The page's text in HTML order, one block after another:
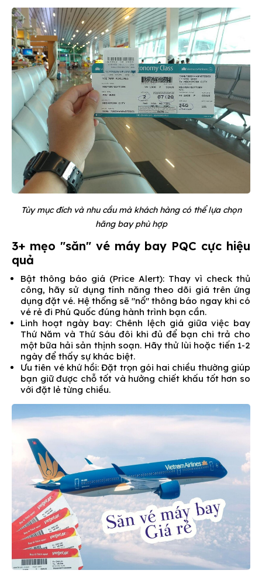
Tùy mục đích và nhu cầu mà khách hàng có thể lựa chọn
hãng bay phù hợp
3+ mẹo "săn" vé máy bay PQC cực hiệu
quả
Bật thông báo giá (Price Alert): Thay vì check thủ
công, hãy sử dụng tính năng theo dõi giá trên ứng
dụng đặt vé. Hệ thống sẽ "nổ" thông báo ngay khi có
vé rẻ đi Phú Quốc đúng hành trình bạn cần.
Linh hoạt ngày bay: Chênh lệch giá giữa việc bay
Thứ Năm và Thứ Sáu đôi khi đủ để bạn chi trả cho
một bữa hải sản thịnh soạn. Hãy thử lùi hoặc tiến 1-2
ngày để thấy sự khác biệt.
Ưu tiên vé khứ hồi: Đặt trọn gói hai chiều thường giúp
bạn giữ được chỗ tốt và hưởng chiết khấu tốt hơn so
với đặt lẻ từng chiều.